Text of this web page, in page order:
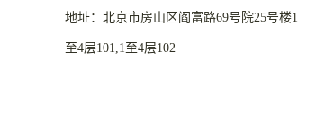
地址：北京市房山区阎富路69号院25号楼1
至4层101,1至4层102